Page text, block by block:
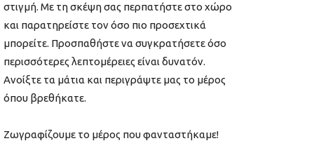
στιγμή. Με τη σκέψη σας περπατήστε στο χώρο
και παρατηρείστε τον όσο πιο προσεχτικά
μπορείτε. Προσπαθήστε να συγκρατήσετε όσο
περισσότερες λεπτομέρειες είναι δυνατόν.
Ανοίξτε τα μάτια και περιγράψτε μας το μέρος
όπου βρεθήκατε.
Ζωγραφίζουμε το μέρος που φανταστήκαμε!